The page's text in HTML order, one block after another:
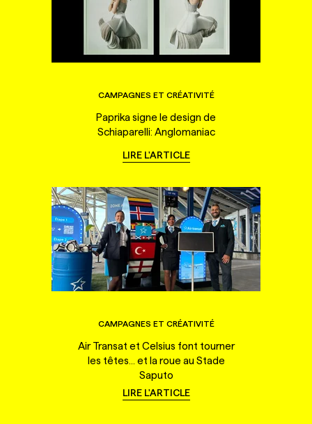
CAMPAGNES ET CRÉATIVITÉ
Paprika signe le design de
Schiaparelli: Anglomaniac
LIRE L'ARTICLE
CAMPAGNES ET CRÉATIVITÉ
Air Transat et Celsius font tourner
les têtes... et la roue au Stade
Saputo
LIRE L'ARTICLE